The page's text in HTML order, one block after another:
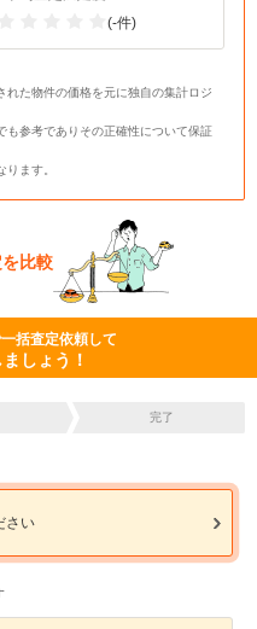
(-件)
た物件の価格を元に独自の集計ロジ
参考でありその正確性について保証
ます。
比較
括査定依頼して
しょう！
完了
さい